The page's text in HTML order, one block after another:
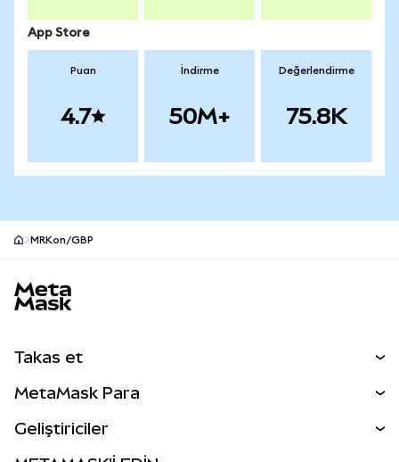
App Store
Puan
4.7
İndirme
50M+
Değerlendirme
75.8K
MRKon/GBP
Takas et
Perps
MetaMask Para
Geliştiriciler